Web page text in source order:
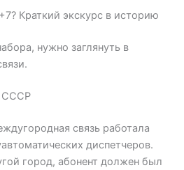
Краткий экскурс в историю
нужно заглянуть в
СССР
связь работала
диспетчеров.
город, абонент должен был